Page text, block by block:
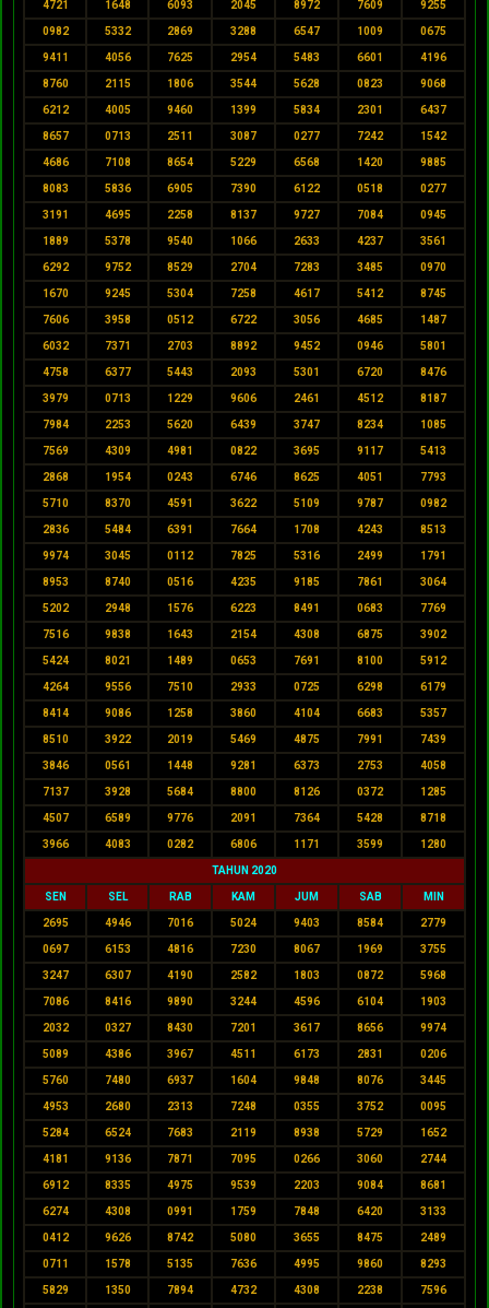
4721 1648 6093 2045 8972 7609 9255
0982 5332 2869 3288 6547 1009 0675
9411 4056 7625 2954 5483 6601 4196
8760 2115 1806 3544 5628 0823 9068
6212 4005 9460 1399 5834 2301 6437
8657 0713 2511 3087 0277 7242 1542
4686 7108 8654 5229 6568 1420 9885
8083 5836 6905 7390 6122 0518 0277
3191 4695 2258 8137 9727 7084 0945
1889 5378 9540 1066 2633 4237 3561
6292 9752 8529 2704 7283 3485 0970
1670 9245 5304 7258 4617 5412 8745
7606 3958 0512 6722 3056 4685 1487
6032 7371 2703 8892 9452 0946 5801
4758 6377 5443 2093 5301 6720 8476
3979 0713 1229 9606 2461 4512 8187
7984 2253 5620 6439 3747 8234 1085
7569 4309 4981 0822 3695 9117 5413
2868 1954 0243 6746 8625 4051 7793
5710 8370 4591 3622 5109 9787 0982
2836 5484 6391 7664 1708 4243 8513
9974 3045 0112 7825 5316 2499 1791
8953 8740 0516 4235 9185 7861 3064
5202 2948 1576 6223 8491 0683 7769
7516 9838 1643 2154 4308 6875 3902
5424 8021 1489 0653 7691 8100 5912
4264 9556 7510 2933 0725 6298 6179
8414 9086 1258 3860 4104 6683 5357
8510 3922 2019 5469 4875 7991 7439
3846 0561 1448 9281 6373 2753 4058
7137 3928 5684 8800 8126 0372 1285
4507 6589 9776 2091 7364 5428 8718
3966 4083 0282 6806 1171 3599 1280
TAHUN 2020
SEN SEL RAB KAM JUM SAB MIN
2695 4946 7016 5024 9403 8584 2779
0697 6153 4816 7230 8067 1969 3755
3247 6307 4190 2582 1803 0872 5968
7086 8416 9890 3244 4596 6104 1903
2032 0327 8430 7201 3617 8656 9974
5089 4386 3967 4511 6173 2831 0206
5760 7480 6937 1604 9848 8076 3445
4953 2680 2313 7248 0355 3752 0095
5284 6524 7683 2119 8938 5729 1652
4181 9136 7871 7095 0266 3060 2744
6912 8335 4975 9539 2203 9084 8681
6274 4308 0991 1759 7848 6420 3133
0412 9626 8742 5080 3655 8475 2489
0711 1578 5135 7636 4995 9860 8293
5829 1350 7894 4732 4308 2238 7596